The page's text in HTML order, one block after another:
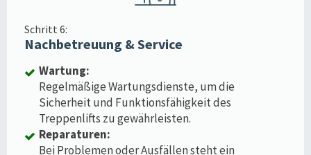
Schritt 6:
Nachbetreuung & Service
Wartung:
Regelmäßige Wartungsdienste, um die
Sicherheit und Funktionsfähigkeit des
Treppenlifts zu gewährleisten.
Reparaturen:
Bei Problemen oder Ausfällen steht ein